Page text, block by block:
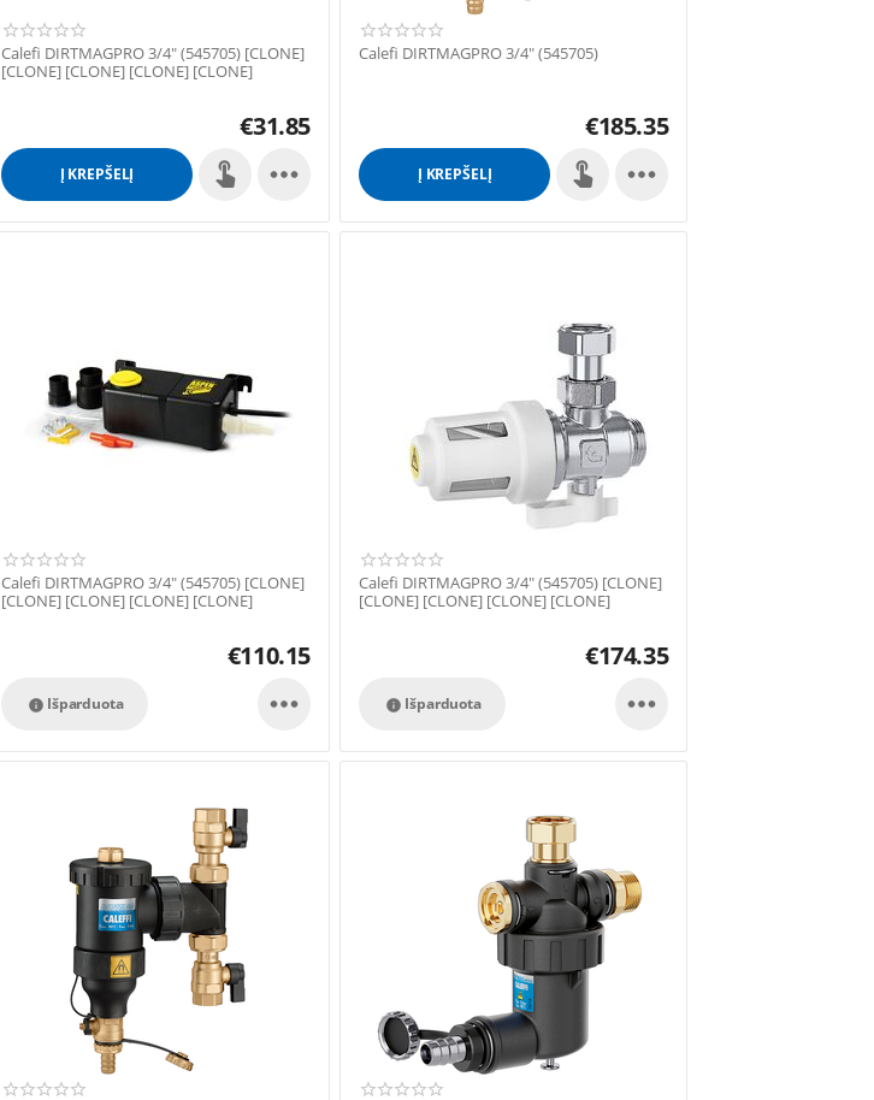
Calefi DIRTMAGPRO 3/4" (545705) [CLONE]
[CLONE] [CLONE] [CLONE] [CLONE]
€31.85
Į KREPŠELĮ 
Calefi DIRTMAGPRO 3/4" (545705)
€185.35
Į KREPŠELĮ 
Calefi DIRTMAGPRO 3/4" (545705) [CLONE]
[CLONE] [CLONE] [CLONE] [CLONE]
€110.15
Išparduota
 
Calefi DIRTMAGPRO 3/4" (545705) [CLONE]
[CLONE] [CLONE] [CLONE] [CLONE]
€174.35
Išparduota
 